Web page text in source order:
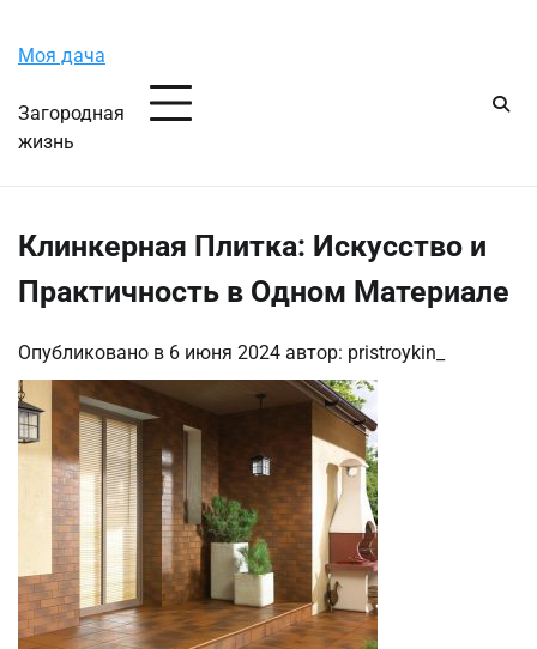
содержимому
Моя дача
Загородная
жизнь
Клинкерная Плитка: Искусство и
Практичность в Одном Материале
Опубликовано в 6 июня 2024 автор: pristroykin_